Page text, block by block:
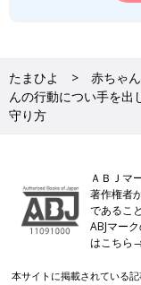
たまひよ 赤ちゃ
んの行動につい手を出
守り方
ＡＢＪマ
著作権者
であるこ
ABJマー
はこち
本サイトに掲載されている